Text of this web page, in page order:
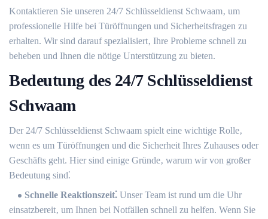
Kontaktieren Sie unseren 24/7 Schlüsseldienst Schwaam‚ um
professionelle Hilfe bei Türöffnungen und Sicherheitsfragen zu
erhalten. Wir sind darauf spezialisiert‚ Ihre Probleme schnell zu
beheben und Ihnen die nötige Unterstützung zu bieten.
Bedeutung des 24/7 Schlüsseldienst
Schwaam
Der 24/7 Schlüsseldienst Schwaam spielt eine wichtige Rolle‚
wenn es um Türöffnungen und die Sicherheit Ihres Zuhauses oder
Geschäfts geht.​ Hier sind einige Gründe‚ warum wir von großer
Bedeutung sind⁚
Schnelle Reaktionszeit⁚ Unser Team ist rund um die Uhr
einsatzbereit‚ um Ihnen bei Notfällen schnell zu helfen.​ Wenn Sie